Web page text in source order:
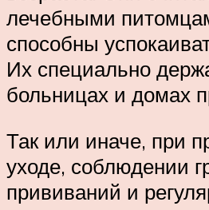
лечебными
способны
Их специально
больницах и домах
Так или иначе, при
уходе, соблюдении
прививаний и